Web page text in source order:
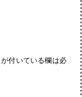
が付いている欄は必